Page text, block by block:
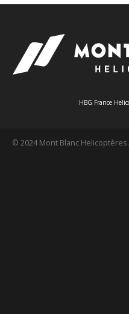
HBG France
© 2024 Mont Blanc